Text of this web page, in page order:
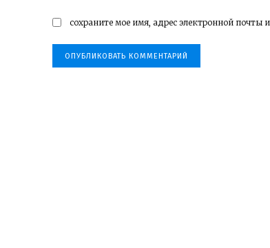
сохраните мое имя, адрес электронной почты